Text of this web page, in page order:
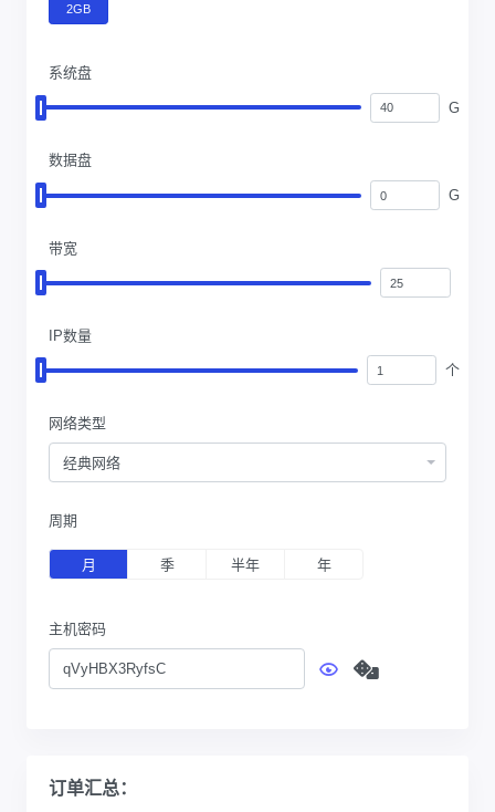
2GB
系统盘
G
数据盘
G
带宽
IP数量
个
网络类型
经典网络
周期
月 季 半年 年
主机密码
订单汇总：